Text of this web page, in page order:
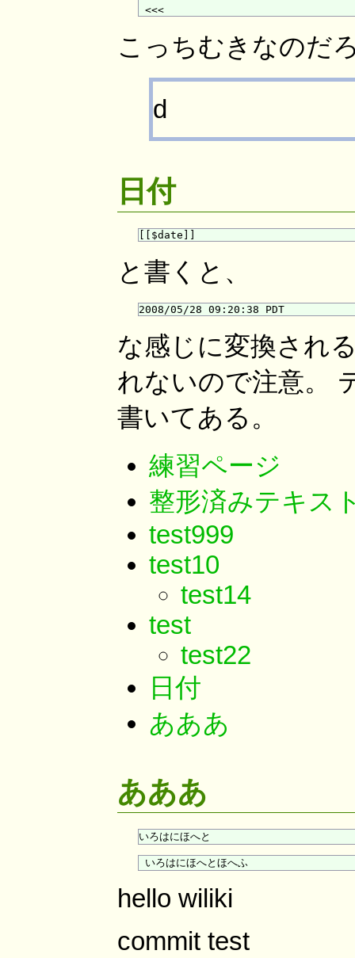
こっちむきなのだ
d
日付
と書くと、
な感じに変換され
れないので注意。
書いてある。
練習ペー
整形済みテキス
test999
test10
test14
test
test22
日付
あああ
あああ
hello wiliki
commit test